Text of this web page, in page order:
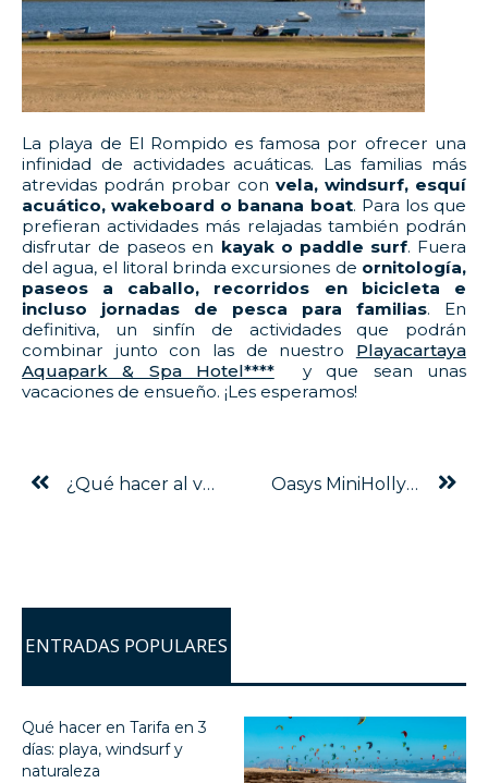
La playa de El Rompido es famosa por ofrecer una
infinidad de actividades acuáticas. Las familias más
atrevidas podrán probar con vela, windsurf, esquí
acuático, wakeboard o banana boat. Para los que
prefieran actividades más relajadas también podrán
disfrutar de paseos en kayak o paddle surf. Fuera
del agua, el litoral brinda excursiones de ornitología,
paseos a caballo, recorridos en bicicleta e
incluso jornadas de pesca para familias. En
definitiva, un sinfín de actividades que podrán
combinar junto con las de nuestro Playacartaya
Aquapark & Spa Hotel****y que sean unas
vacaciones de ensueño. ¡Les esperamos!
¿Qué hacer al viajar con adolescentes? Oasys MiniHollywood llega a un acuerdo de colaboración con la A.D. Parador
ENTRADAS POPULARES
Qué hacer en Tarifa en 3
días: playa, windsurf y
naturaleza